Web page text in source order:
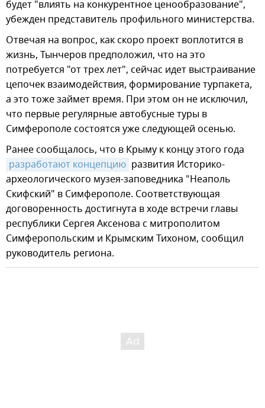
будет "влиять на конкурентное ценообразование",
убежден представитель профильного министерства.
Отвечая на вопрос, как скоро проект воплотится в
жизнь, Тынчеров предположил, что на это
потребуется "от трех лет", сейчас идет выстраивание
цепочек взаимодействия, формирование турпакета,
а это тоже займет время. При этом он не исключил,
что первые регулярные автобусные туры в
Симферополе состоятся уже следующей осенью.
Ранее сообщалось, что в Крыму к концу этого года
разработают концепцию развития Историко-
археологического музея-заповедника "Неаполь
Скифский" в Симферополе. Соответствующая
договоренность достигнута в ходе встречи главы
республики Сергея Аксенова с митрополитом
Симферопольским и Крымским Тихоном, сообщил
руководитель региона.